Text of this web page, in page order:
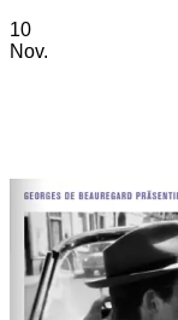
10
Nov.